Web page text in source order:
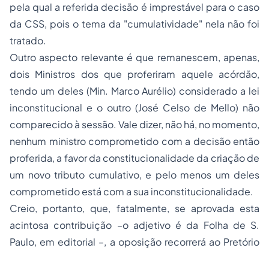
pela qual a referida decisão é imprestável para o caso
da CSS, pois o tema da "cumulatividade" nela não foi
tratado.
Outro aspecto relevante é que remanescem, apenas,
dois Ministros dos que proferiram aquele acórdão,
tendo um deles (Min. Marco Aurélio) considerado a lei
inconstitucional e o outro (José Celso de Mello) não
comparecido à sessão. Vale dizer, não há, no momento,
nenhum ministro comprometido com a decisão então
proferida, a favor da constitucionalidade da criação de
um novo tributo cumulativo, e pelo menos um deles
comprometido está com a sua inconstitucionalidade.
Creio, portanto, que, fatalmente, se aprovada esta
acintosa contribuição –o adjetivo é da Folha de S.
Paulo, em editorial –, a oposição recorrerá ao Pretório